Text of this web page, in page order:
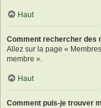
Haut
Comment rechercher des
Allez sur la page «
membre ».
Haut
Comment puis-je trouver